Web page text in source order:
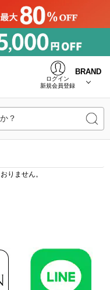
ログイン
新規会員登録
BRAND
？
りません。